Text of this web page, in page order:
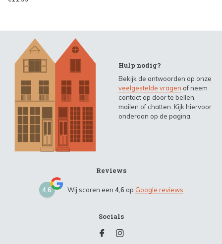
Hulp nodig?
Bekijk de antwoorden op onze
veelgestelde vragen of neem
contact op door te bellen,
mailen of chatten. Kijk hiervoor
onderaan op de pagina.
Reviews
4,6 Wij scoren een 4,6 op Google reviews
Socials